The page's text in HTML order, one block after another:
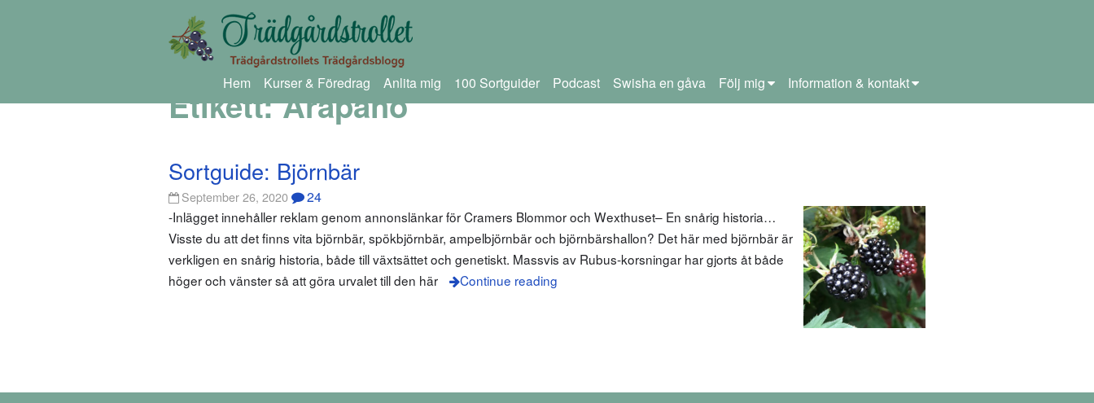
Hem Kurser & Föredrag Anlita mig 100 Sortguider Podcast Swisha en gåva Följ mig Information & kontakt
Etikett:Arapaho
Sortguide: Björnbär
September 26, 2020 24
-Inlägget innehåller reklam genom annonslänkar för Cramers Blommor och Wexthuset– En snårig historia…
Visste du att det finns vita björnbär, spökbjörnbär, ampelbjörnbär och björnbärshallon? Det här med björnbär är
verkligen en snårig historia, både till växtsättet och genetiskt. Massvis av Rubus-korsningar har gjorts åt både
höger och vänster så att göra urvalet till den här
Continue reading